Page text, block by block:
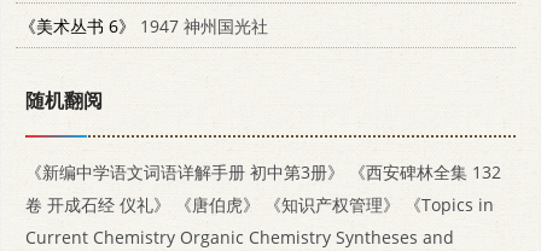
《美术丛书 6》
1947 神州国光社
随机翻阅
《新编中学语文词语详解手册 初中第3册》
《西安碑林全集 132
卷 开成石经 仪礼》
《唐伯虎》 《知识产权管理》
《Topics in
Current Chemistry Organic Chemistry Syntheses and